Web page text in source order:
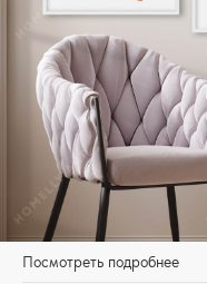
Посмотреть подробнее